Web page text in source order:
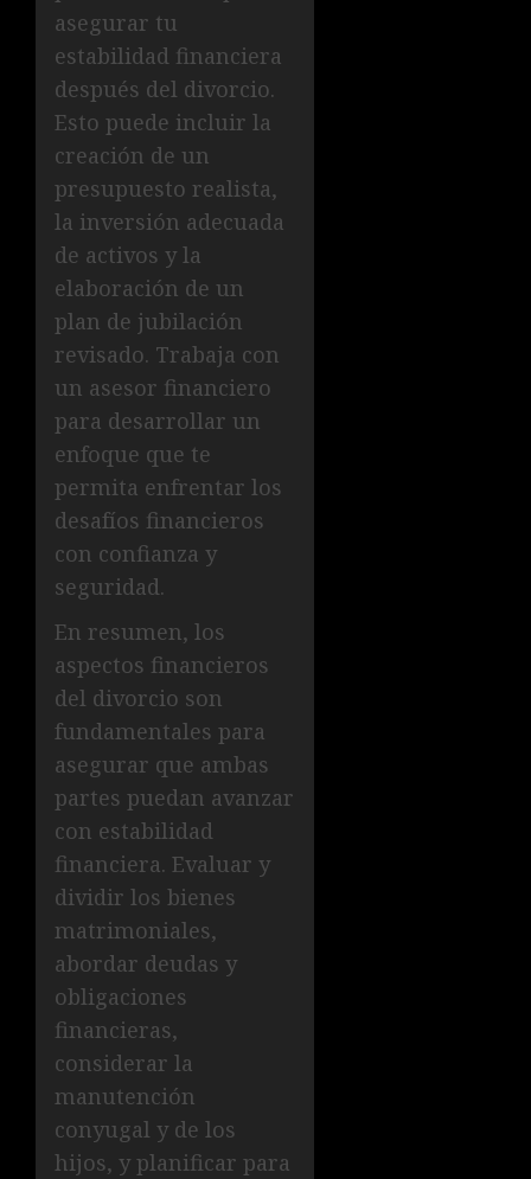
asegurar tu
estabilidad financiera
después del divorcio.
Esto puede incluir la
creación de un
presupuesto realista,
la inversión adecuada
de activos y la
elaboración de un
plan de jubilación
revisado. Trabaja con
un asesor financiero
para desarrollar un
enfoque que te
permita enfrentar los
desafíos financieros
con confianza y
seguridad.
En resumen, los
aspectos financieros
del divorcio son
fundamentales para
asegurar que ambas
partes puedan avanzar
con estabilidad
financiera. Evaluar y
dividir los bienes
matrimoniales,
abordar deudas y
obligaciones
financieras,
considerar la
manutención
conyugal y de los
hijos, y planificar para